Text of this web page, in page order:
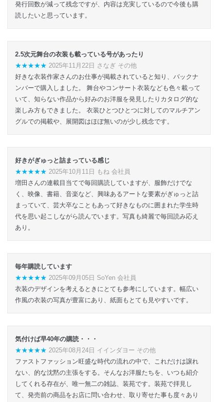
発行回数が減って残念ですが、内容は充実しているので今後も購
読したいと思っています。
2.5次元舞台の衣装も載っている号があったり
★★★★★ 2025年11月22日 さなぎ その他
好きな衣装作家さんのお仕事が掲載されていると知り、バックナ
ンバーで購入しました。 舞台やコンサート衣装なども色々載って
いて、知らない作品から好みのお洋服を発見したりカタログ的な
楽しみ方もできました。 衣装ひとつひとつに対してのマルチアン
グルでの掲載や、展開図はほぼ無いのが少し残念です。
好きがぎゅっと詰まっている感じ
★★★★★ 2025年10月11日 もね 会社員
増田さんの連載目当てで毎回購読していますが、服飾だけでな
く、映像、書籍、音楽など、興味あるアートな要素がぎゅっと詰
まっていて、芸大卒なこともあって好きなものに囲まれた学生時
代を思い起こしながら読んでいます。写真も綺麗で毎回読み応え
あり。
毎年購読しています
★★★★★ 2025年09月05日 SoYen 会社員
衣装のデザインを考えるときにとても参考にしています。幅広い
作風の衣装の写真が豊富にあり、紙面もとても見やすいです。
気付けば早40年の購読・・・
★★★★★ 2025年08月24日 イインダヨー その他
ファストファッション旺盛な時代の流れの中で、これだけは譲れ
ない、的な沈黙の主張をする。そんなお洋服たちを、いつも紹介
してくれる存在が、唯一無二の雑誌、装苑です。装苑で拝見し
て、発売前の商品をお店に問い合わせ、取り寄せた事も度々あり